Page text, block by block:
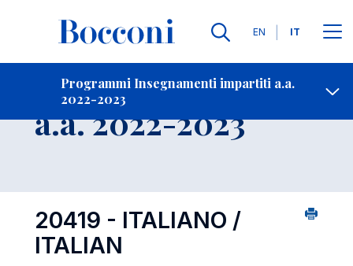
Lingue
EN IT
Programmi Insegnamenti impartiti a.a.
2022-2023
Contatti
Insegnamento
a.a. 2022-2023
20419 - ITALIANO /
ITALIAN